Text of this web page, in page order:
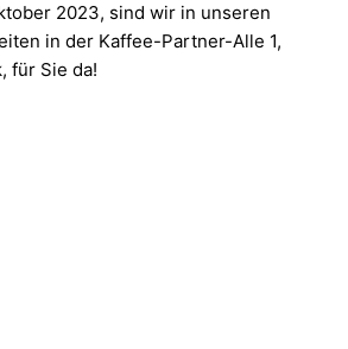
2023, sind wir in unseren
in der Kaffee-Partner-Alle 1,
für Sie da!